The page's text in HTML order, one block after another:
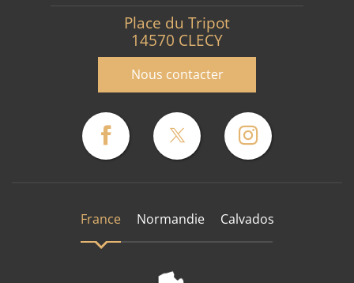
Place du Tripot
14570 CLECY
Nous contacter
France Normandie Calvados